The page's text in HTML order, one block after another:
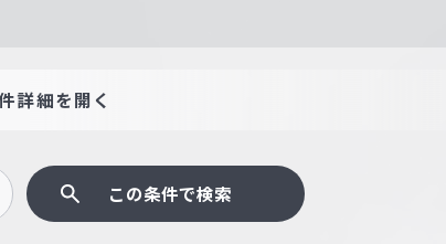
詳細を開く
この条件で検索